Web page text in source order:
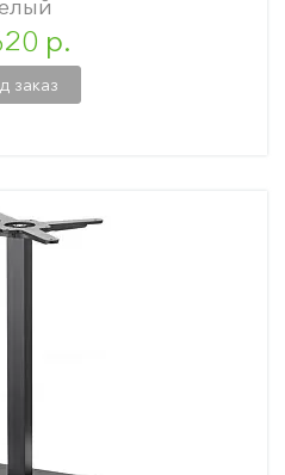
р.
заказ